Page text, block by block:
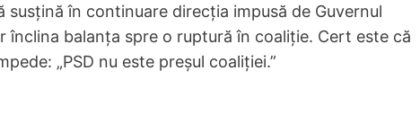
susțină în continuare direcția impusă de Guvernul
înclina balanța spre o ruptură în coaliție. Cert este că
„PSD nu este preșul coaliției.”